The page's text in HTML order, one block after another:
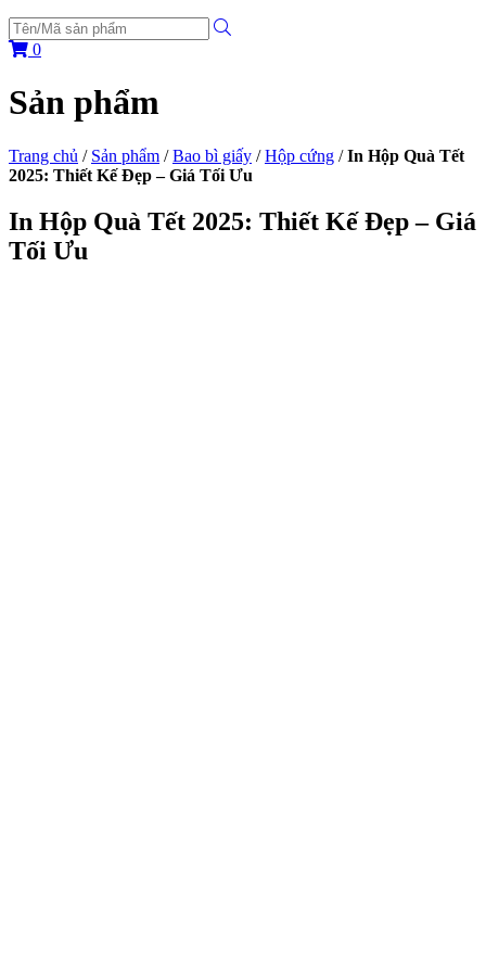
0
Sản phẩm
Trang chủ / Sản phẩm /Bao bì giấy /Hộp cứng /In Hộp Quà Tết
2025: Thiết Kế Đẹp – Giá Tối Ưu
In Hộp Quà Tết 2025: Thiết Kế Đẹp – Giá
Tối Ưu